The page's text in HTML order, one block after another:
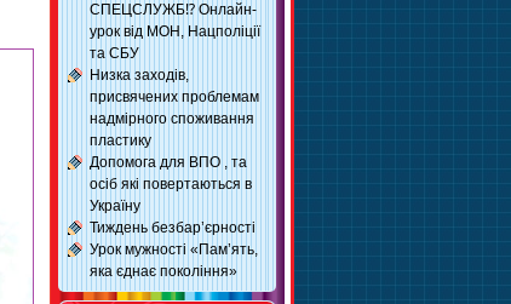
СПЕЦСЛУЖБ⁉️ Онлайн-
урок від МОН, Нацполіції
та СБУ
Низка заходів,
присвячених проблемам
надмірного споживання
пластику
Допомога для ВПО , та
осіб які повертаються в
Україну
Тиждень безбар’єрності
Урок мужності «Пам’ять,
яка єднає покоління»